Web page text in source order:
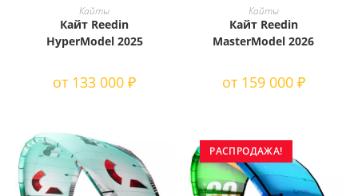
ВЫБЕРИТЕ ПАРАМЕТРЫ
товар
имеет
несколько
вариаций.
Опции
на
Кайты
Кайт Reedin
HyperModel 2025
от 133 000₽
ВЫБЕРИТЕ ПАРАМЕТРЫ
товар
имеет
несколько
вариаций.
Опции
на
Кайты
Кайт Reedin
MasterModel 2026
от 159 000 ₽
РАСПРОДАЖА!